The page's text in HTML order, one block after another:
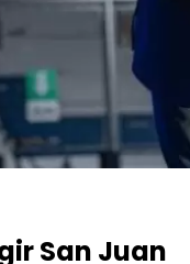
San Juan